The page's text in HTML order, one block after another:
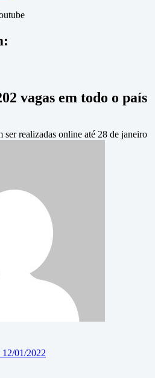
vagas em todo o país
ser realizadas online até 28 de janeiro
12/01/2022